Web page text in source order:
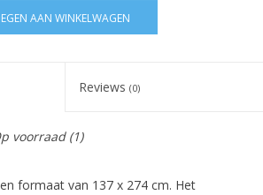
AAN WINKELWAGEN
Reviews (0)
voorraad(1)
formaat van 137 x 274 cm. Het